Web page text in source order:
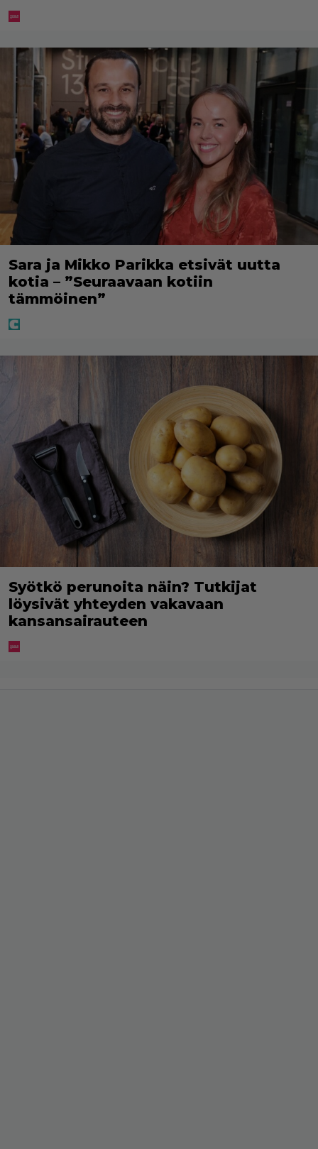
Sara ja Mikko Parikka etsivät uutta
kotia – ”Seuraavaan kotiin
tämmöinen”
Syötkö perunoita näin? Tutkijat
löysivät yhteyden vakavaan
kansansairauteen